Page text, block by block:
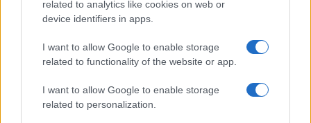
related to analytics like cookies on web or
device identifiers in apps.
I want to allow Google to enable storage
related to functionality of the website or app.
I want to allow Google to enable storage
related to personalization.
massimizzare le conversioni
Davide Ferraro · 26 Mag 2026